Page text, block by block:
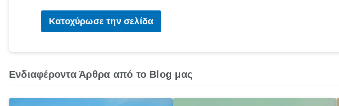
Κατοχύρωσε την σελίδα
Ενδιαφέροντα Άρθρα από το Blog μας